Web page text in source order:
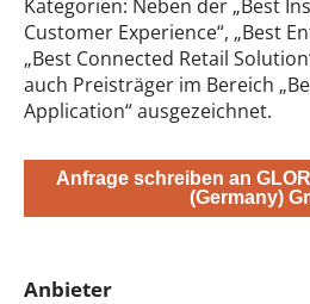
Kategorien: Neben der „Best
Customer Experience“, „Best
„Best Connected Retail
auch Preisträger im Bereich
Application“ ausgezeichnet.
Anfrage schreiben an
(Germany)
Anbieter